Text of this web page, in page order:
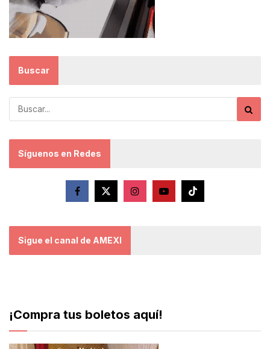
Buscar
Síguenos en Redes
Sigue el canal de AMEXI
¡Compra tus boletos aquí!